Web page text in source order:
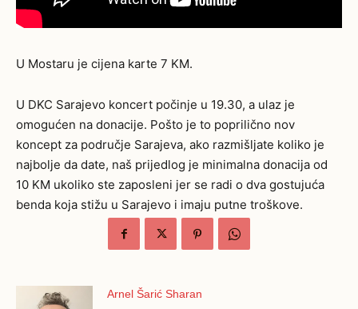
U Mostaru je cijena karte 7 KM.
U DKC Sarajevo koncert počinje u 19.30, a ulaz je
omogućen na donacije. Pošto je to poprilično nov
koncept za područje Sarajeva, ako razmišljate koliko je
najbolje da date, naš prijedlog je minimalna donacija od
10 KM ukoliko ste zaposleni jer se radi o dva gostujuća
benda koja stižu u Sarajevo i imaju putne troškove.
Arnel Šarić Sharan